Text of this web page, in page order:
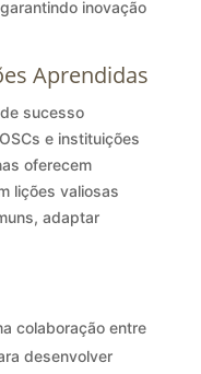
inovação
Aprendidas
sucesso
e instituições
oferecem
lições valiosas
adaptar
colaboração entre
desenvolver